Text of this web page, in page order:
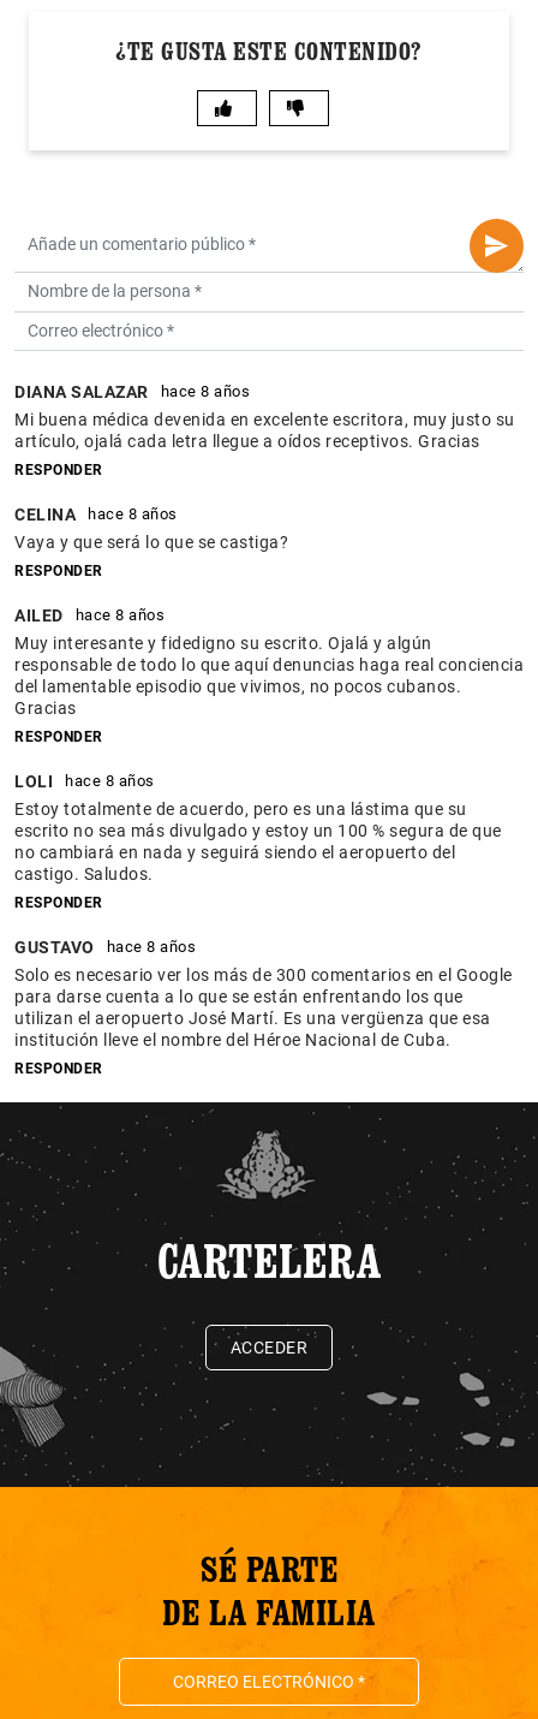
¿TE GUSTA ESTE CONTENIDO?
DIANA SALAZAR hace 8 años
Mi buena médica devenida en excelente escritora, muy justo su
artículo, ojalá cada letra llegue a oídos receptivos. Gracias
RESPONDER
CELINA hace 8 años
Vaya y que será lo que se castiga?
RESPONDER
AILED hace 8 años
Muy interesante y fidedigno su escrito. Ojalá y algún
responsable de todo lo que aquí denuncias haga real conciencia
del lamentable episodio que vivimos, no pocos cubanos.
Gracias
RESPONDER
LOLI hace 8 años
Estoy totalmente de acuerdo, pero es una lástima que su
escrito no sea más divulgado y estoy un 100 % segura de que
no cambiará en nada y seguirá siendo el aeropuerto del
castigo. Saludos.
RESPONDER
GUSTAVO hace 8 años
Solo es necesario ver los más de 300 comentarios en el Google
para darse cuenta a lo que se están enfrentando los que
utilizan el aeropuerto José Martí. Es una vergüenza que esa
institución lleve el nombre del Héroe Nacional de Cuba.
RESPONDER
CARTELERA
ACCEDER
SÉ PARTE
DE LA FAMILIA